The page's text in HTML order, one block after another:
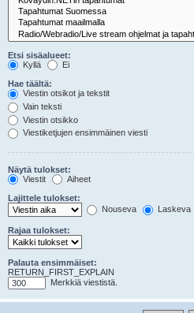
Etsi sisäalueet:
Kyllä
Ei
Hae täältä:
Viestin otsikot ja tekstit
Vain teksti
Viestin otsikko
Viestiketjujen ensimmäinen viesti
Näytä tulokset:
Viestit
Aiheet
Lajittele tulokset:
Nouseva
Laskeva
Rajaa tulokset:
Palauta ensimmäiset:
RETURN_FIRST_EXPLAIN
Merkkiä viestistä.